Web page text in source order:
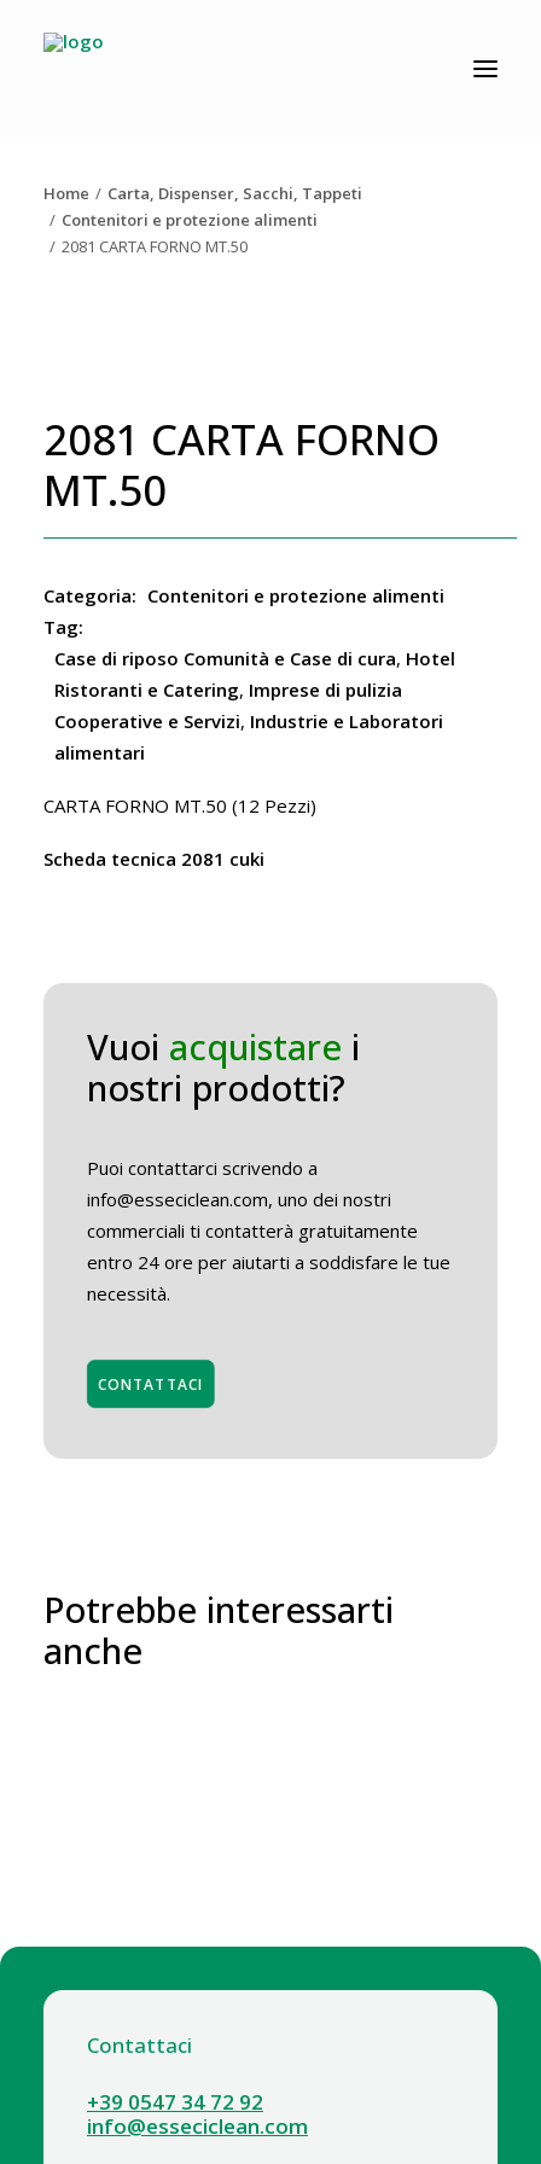
AZIENDA
NEWS
Ricerca
Home
Carta, Dispenser, Sacchi, Tappeti
Contenitori e protezione alimenti
2081 CARTA FORNO MT.50
2081 CARTA FORNO
MT.50
Categoria: Contenitori e protezione alimenti
Tag:
Case di riposo Comunità e Case di cura, Hotel
Ristoranti e Catering, Imprese di pulizia
Cooperative e Servizi, Industrie e Laboratori
alimentari
CARTA FORNO MT.50 (12 Pezzi)
Scheda tecnica 2081 cuki
Vuoi acquistare i
nostri prodotti?
Puoi contattarci scrivendo a
info@esseciclean.com, uno dei nostri
commerciali ti contatterà gratuitamente
entro 24 ore per aiutarti a soddisfare le tue
necessità.
CONTATTACI
Potrebbe interessarti
anche
Contattaci
+39 0547 34 72 92
info@esseciclean.com